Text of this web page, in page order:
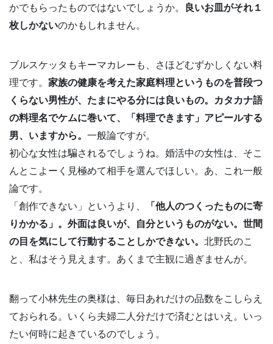
かでもらったものではないでしょうか。
良いお皿がそれ１
枚しかないのかもしれません。
ブルスケッタもキーマカレーも、さほどむずかしくない料
理です。 家族の健康を考えた家庭料理というものを普段つ
くらない男性が、たまにやる分には良いもの。カタカナ語
の料理名でケムに巻いて、「料理できます」アピールする
男、いますから。 一般論ですが。
初心な女性は騙されるでしょうね。婚活中の女性は、そこ
んとこよーく見極めて相手を選んでほしい。あ、これ一般
論です。
「創作できない」というより、
「他人のつくったものに寄
りかかる」。外面は良いが、自分というものがない。世間
の目を気にして行動することしかできない。 北野氏のこ
と、私はそう見えます。あくまで主観に過ぎませんが。
翻って小林先生の奥様は、毎日あれだけの品数をこしらえ
ておられる。いくら夫婦二人分だけで済むとはいえ。いっ
たい何時に起きているのでしょう。